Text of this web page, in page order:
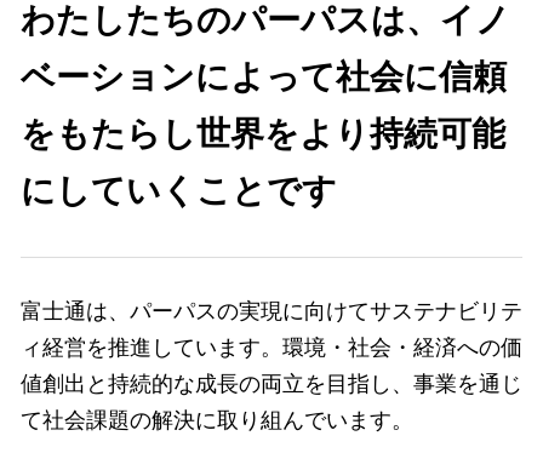
わたしたちのパーパスは、イノ
ベーションによって社会に信頼
をもたらし世界をより持続可能
にしていくことです
富士通は、パーパスの実現に向けてサステナビリテ
ィ経営を推進しています。環境・社会・経済への価
値創出と持続的な成長の両立を目指し、事業を通じ
て社会課題の解決に取り組んでいます。